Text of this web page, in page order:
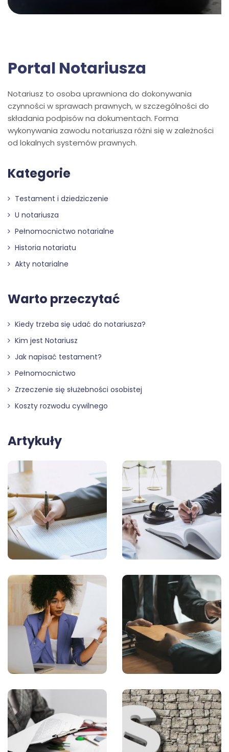
Portal Notariusza
Notariusz to osoba uprawniona do dokonywania
czynności w sprawach prawnych, w szczególności do
składania podpisów na dokumentach. Forma
wykonywania zawodu notariusza różni się w zależności
od lokalnych systemów prawnych.
Kategorie
Testament i dziedziczenie
U notariusza
Pełnomocnictwo notarialne
Historia notariatu
Akty notarialne
Warto przeczytać
Kiedy trzeba się udać do notariusza?
Kim jest Notariusz
Jak napisać testament?
Pełnomocnictwo
Zrzeczenie się służebności osobistej
Koszty rozwodu cywilnego
Artykuły